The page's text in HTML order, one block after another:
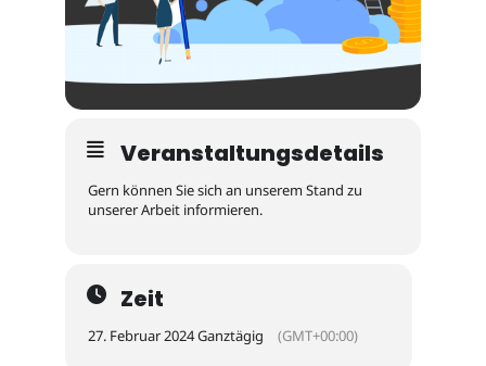
Veranstaltungsdetails
Gern können Sie sich an unserem Stand zu
unserer Arbeit informieren.
Zeit
27. Februar 2024 Ganztägig (GMT+00:00)